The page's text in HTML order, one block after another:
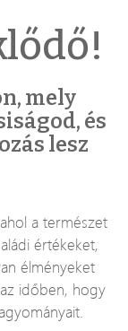
mely
és
lesz
a természet
értékeket,
élményeket
időben, hogy